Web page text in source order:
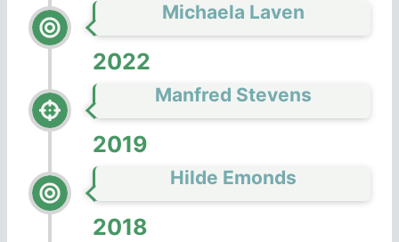
Michaela Laven
2022
Manfred Stevens
2019
Hilde Emonds
2018